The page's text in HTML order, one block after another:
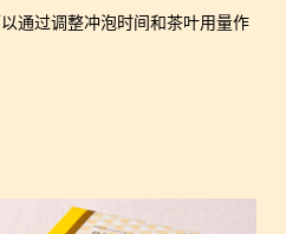
通过调整冲泡时间和茶叶用量作